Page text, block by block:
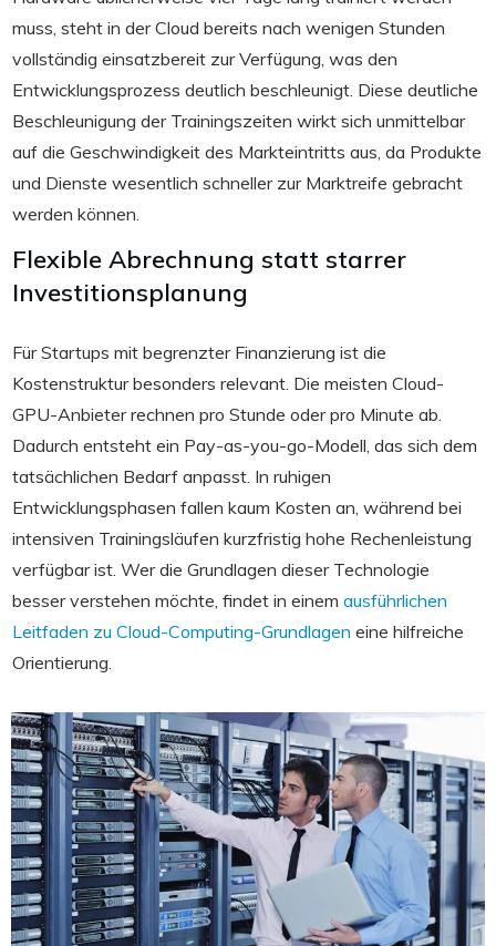
muss, steht in der Cloud bereits nach wenigen Stunden
vollständig einsatzbereit zur Verfügung, was den
Entwicklungsprozess deutlich beschleunigt. Diese deutliche
Beschleunigung der Trainingszeiten wirkt sich unmittelbar
auf die Geschwindigkeit des Markteintritts aus, da Produkte
und Dienste wesentlich schneller zur Marktreife gebracht
werden können.
Flexible Abrechnung statt starrer
Investitionsplanung
Für Startups mit begrenzter Finanzierung ist die
Kostenstruktur besonders relevant. Die meisten Cloud-
GPU-Anbieter rechnen pro Stunde oder pro Minute ab.
Dadurch entsteht ein Pay-as-you-go-Modell, das sich dem
tatsächlichen Bedarf anpasst. In ruhigen
Entwicklungsphasen fallen kaum Kosten an, während bei
intensiven Trainingsläufen kurzfristig hohe Rechenleistung
verfügbar ist. Wer die Grundlagen dieser Technologie
besser verstehen möchte, findet in einem ausführlichen
Leitfaden zu Cloud-Computing-Grundlagen eine hilfreiche
Orientierung.